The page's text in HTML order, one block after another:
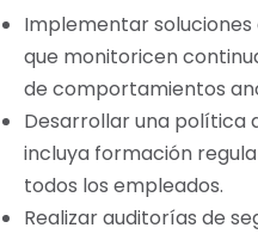
Implementar soluciones
que monitoricen
de comportamientos
Desarrollar una política
incluya formación
todos los empleados.
Realizar auditorías de